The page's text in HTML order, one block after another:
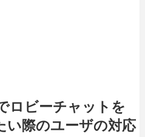
ロビーチャットを
い際のユーザの対応